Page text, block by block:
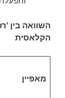
השוואה בין
הקלאסית
מאפיין